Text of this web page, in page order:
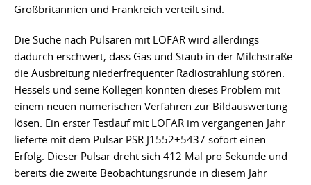
Großbritannien und Frankreich verteilt sind.
Die Suche nach Pulsaren mit LOFAR wird allerdings
dadurch erschwert, dass Gas und Staub in der Milchstraße
die Ausbreitung niederfrequenter Radiostrahlung stören.
Hessels und seine Kollegen konnten dieses Problem mit
einem neuen numerischen Verfahren zur Bildauswertung
lösen. Ein erster Testlauf mit LOFAR im vergangenen Jahr
lieferte mit dem Pulsar PSR J1552+5437 sofort einen
Erfolg. Dieser Pulsar dreht sich 412 Mal pro Sekunde und
bereits die zweite Beobachtungsrunde in diesem Jahr